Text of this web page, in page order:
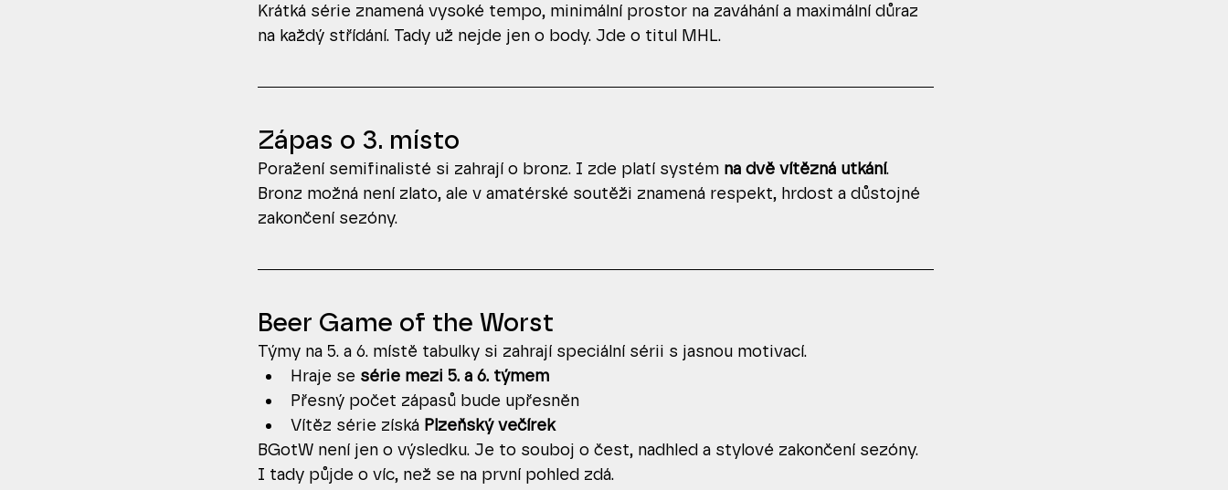
Krátká série znamená vysoké tempo, minimální prostor na zaváhání a maximální důraz
na každý střídání. Tady už nejde jen o body. Jde o titul MHL.
Zápas o 3. místo
Poražení semifinalisté si zahrají o bronz. I zde platí systém na dvě vítězná utkání.
Bronz možná není zlato, ale v amatérské soutěži znamená respekt, hrdost a důstojné
zakončení sezóny.
Beer Game of the Worst
Týmy na 5. a 6. místě tabulky si zahrají speciální sérii s jasnou motivací.
Hraje se série mezi 5. a 6. týmem
Přesný počet zápasů bude upřesněn
Vítěz série získá Plzeňský večírek
BGotW není jen o výsledku. Je to souboj o čest, nadhled a stylové zakončení sezóny.
I tady půjde o víc, než se na první pohled zdá.